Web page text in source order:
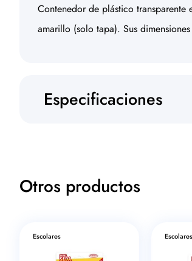
Contenedor de plástico
amarillo (solo tapa). Sus
Especificaciones
Otros productos
Escolares Escolares